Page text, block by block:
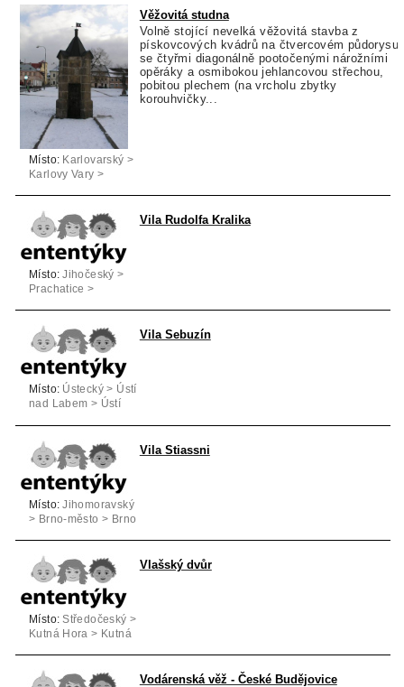
Věžovitá studna
Volně stojící nevelká věžovitá stavba z
pískovcových kvádrů na čtvercovém půdorysu
se čtyřmi diagonálně pootočenými nárožními
opěráky a osmibokou jehlancovou střechou,
pobitou plechem (na vrcholu zbytky
korouhvičky...
Místo: Karlovarský >
Karlovy Vary >
Vila Rudolfa Kralika
Místo: Jihočeský >
Prachatice >
Vila Sebuzín
Místo: Ústecký > Ústí
nad Labem > Ústí
Vila Stiassni
Místo: Jihomoravský
> Brno-město > Brno
Vlašský dvůr
Místo: Středočeský >
Kutná Hora > Kutná
Vodárenská věž - České Budějovice